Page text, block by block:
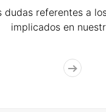
dudas referentes a
implicados en